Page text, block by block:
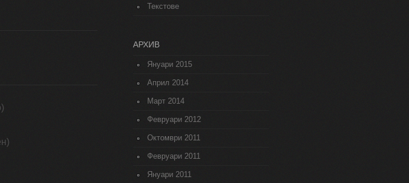
Текстове
АРХИВ
Януари 2015
Април 2014
Март 2014
Февруари 2012
Октомври 2011
Февруари 2011
Януари 2011